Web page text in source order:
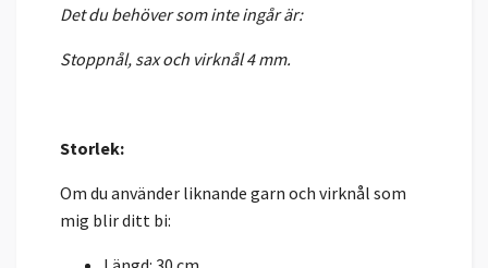
Det du behöver som inte ingår är:
Stoppnål, sax och virknål 4 mm.
Storlek:
Om du använder liknande garn och virknål som
mig blir ditt bi: